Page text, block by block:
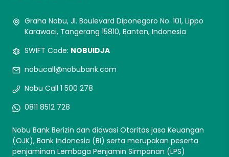
Graha Nobu, Jl. Boulevard Diponegoro No. 101, Lippo
Karawaci, Tangerang 15810, Banten, Indonesia
SWIFT Code: NOBUIDJA
nobucall@nobubank.com
Nobu Call 1 500 278
0811 8512 728
Nobu Bank Berizin dan diawasi Otoritas jasa Keuangan
(OJK), Bank Indonesia (BI) serta merupakan peserta
penjaminan Lembaga Penjamin Simpanan (LPS)